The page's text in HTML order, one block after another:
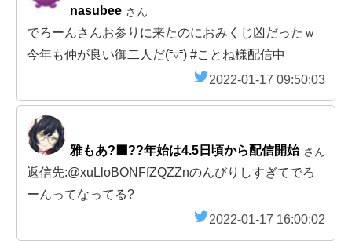
nasubee さん
でろーんさんお参りに来たのにおみくじ凶だったｗ
今年も仲が良い御二人だ(⁼▿⁼) #ことね様配信中
2022-01-17 09:50:03
雅もあ?‍⬛??年始は4.5日頃から配信開始 さん
返信先:@xuLloBONFfZQZZnのんびりしすぎてでろ
ーんってなってる?
2022-01-17 16:00:02